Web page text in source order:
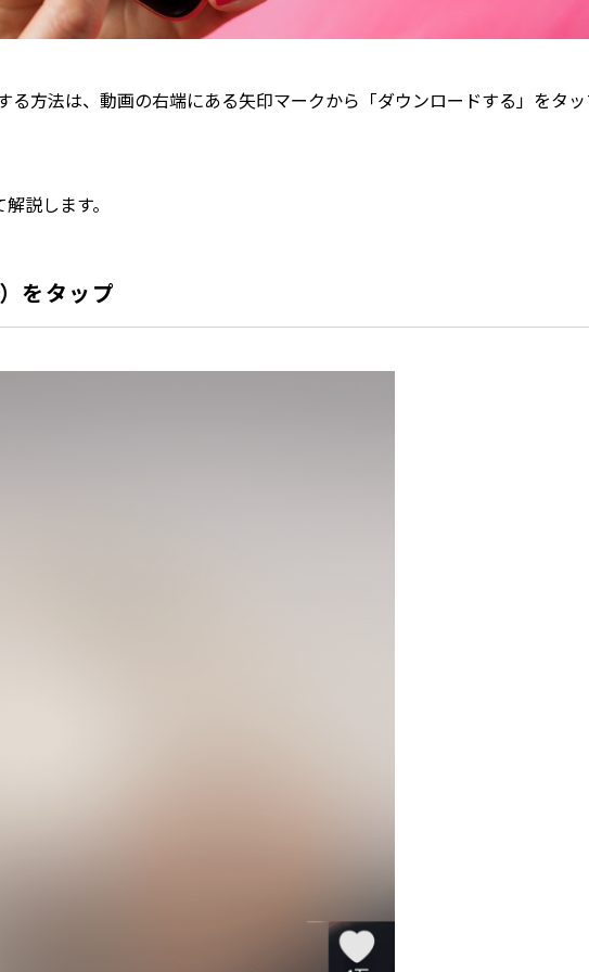
方法は、動画の右端にある矢印マークから「ダウンロードする」をタ
説します。
をタップ